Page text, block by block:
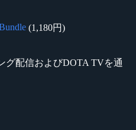
(1,180円)
グ配信およびDOTA TVを通